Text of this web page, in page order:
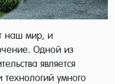
наш мир, и
Одной из
является
умного